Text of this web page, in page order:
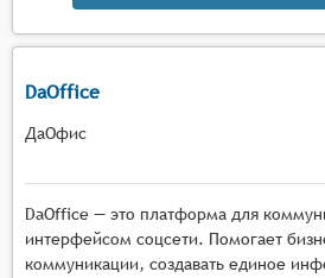
DaOffice
ДаОфис
DaOffice — это платформа для
интерфейсом соцсети. Помогает
коммуникации, создавать единое